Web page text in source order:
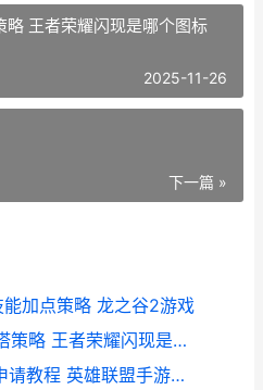
略 王者荣耀闪现是哪个图标
2025-11-26
下一篇 »
加点策略 龙之谷2游戏
王者荣耀荣耀闪击战炮塔策略 王者荣耀闪现是哪个图标
LOL手机游戏内测资格申请教程 英雄联盟手游内测有资格怎么下载